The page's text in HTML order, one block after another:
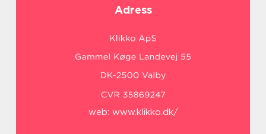
Adress
web: www.klikko.dk/